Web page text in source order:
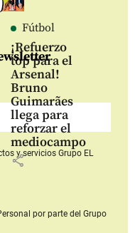
Fútbol
¡Refuerzo
top para el
Arsenal!
Bruno
Guimarães
llega para
reforzar el
mediocampo
sharey serviciosGrupo EL
por parte del Grupo